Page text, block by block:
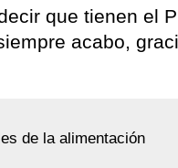
que tienen el
acabo,
de la alimentación